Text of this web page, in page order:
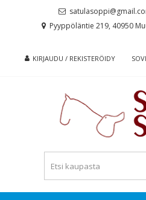
Pyyppöläntie 219, 40950
KIRJAUDU / REKISTERÖIDY